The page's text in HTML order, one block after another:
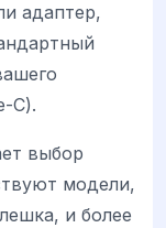
адаптер,
C).
выбор
модели,
и более